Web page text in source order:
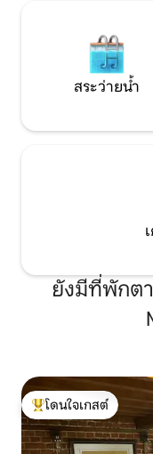
สระว่ายน้ำ
ยังมีที่พักต
โดนใจเกสต์ที่สุด
โดนใจเกสต์